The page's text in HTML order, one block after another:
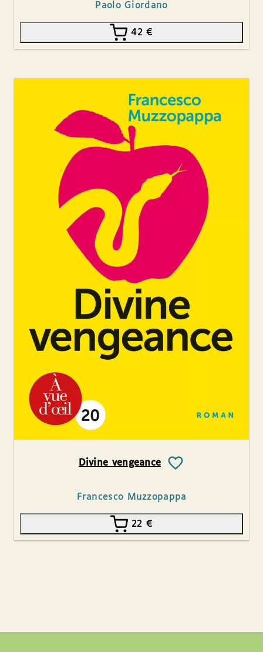
Paolo Giordano
42€
Divine vengeance
Francesco Muzzopappa
22 €